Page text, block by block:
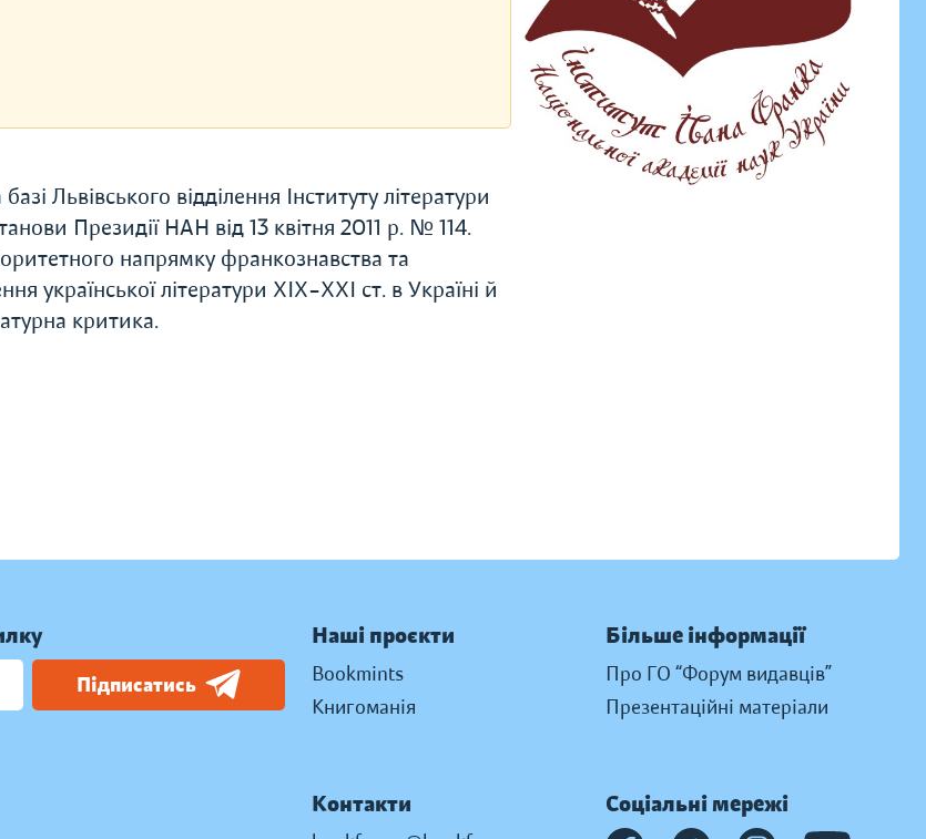
Львівського відділення Інституту літератури
Президії НАН від 13 квітня 2011 р. № 114.
напрямку франкознавства та
української літератури ХІХ–ХХІ ст. в Україні й
критика.
Підписатись
Наші проєкти
Bookmints
Книгоманія
Більше інформації
Про ГО “Форум видавців”
Презентаційні матеріали
Контакти Соціальні мережі